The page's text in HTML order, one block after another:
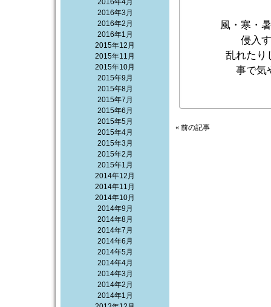
2016年4月
2016年3月
2016年2月
2016年1月
2015年12月
2015年11月
2015年10月
2015年9月
2015年8月
2015年7月
2015年6月
2015年5月
2015年4月
2015年3月
2015年2月
2015年1月
2014年12月
2014年11月
2014年10月
2014年9月
2014年8月
2014年7月
2014年6月
2014年5月
2014年4月
2014年3月
2014年2月
2014年1月
風・寒・
侵入
乱れたり
事で気
« 前の記事